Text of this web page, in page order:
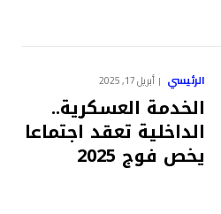
الرئيسي أبريل 17, 2025
الخدمة العسكرية..
الداخلية تعقد اجتماعا
يخص فوج 2025